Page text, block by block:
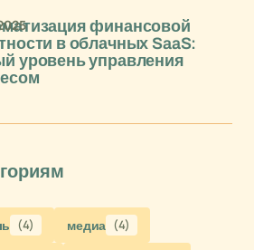
финансовой
в облачных SaaS:
уровень управления
(4) медиа (4)